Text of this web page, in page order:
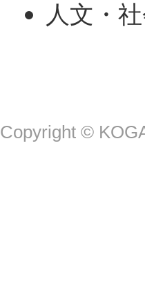
人文・
Copyright ©